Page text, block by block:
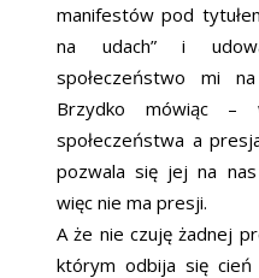
manifestów pod
na udach” i
społeczeństwo mi
Brzydko mówiąc –
społeczeństwa a
pozwala się jej na nas
więc nie ma presji.
A że nie czuję żadnej
którym odbija się